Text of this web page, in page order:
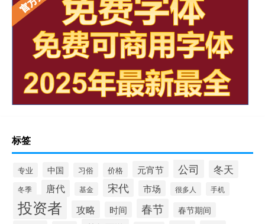
标签
专业 中国 习俗 价格 元宵节 公司 冬天
冬季 唐代 基金 宋代 市场 很多人 手机
投资者 攻略 时间 春节
春节期间